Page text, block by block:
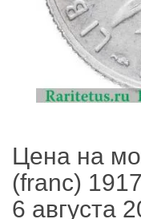
Цена на
(franc)
6 августа